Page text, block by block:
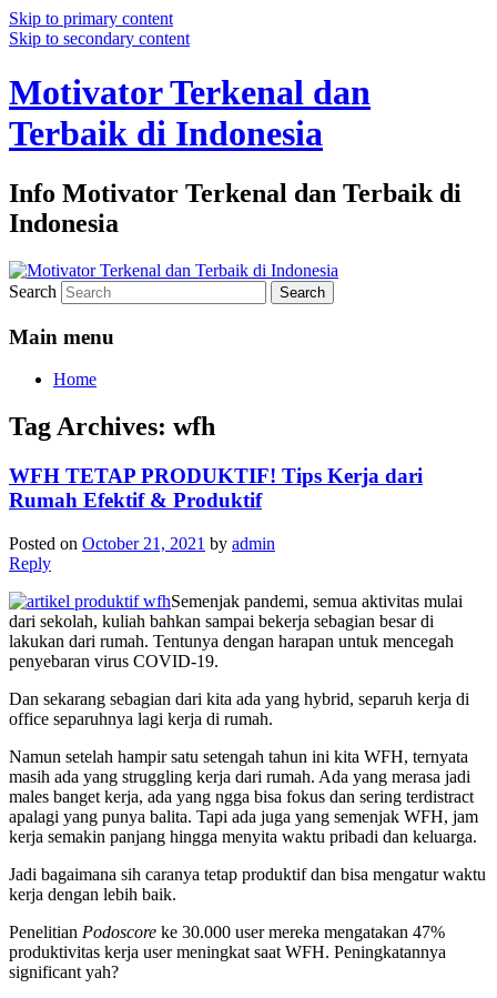
Skip to primary content
Skip to secondary content
Motivator Terkenal dan
Terbaik di Indonesia
Info Motivator Terkenal dan Terbaik di
Indonesia
Search
Main menu
Home
Tag Archives: wfh
WFH TETAP PRODUKTIF! Tips Kerja dari
Rumah Efektif & Produktif
Posted on October 21, 2021 by admin
Reply
Semenjak pandemi, semua aktivitas mulai
dari sekolah, kuliah bahkan sampai bekerja sebagian besar di
lakukan dari rumah. Tentunya dengan harapan untuk mencegah
penyebaran virus COVID-19.
Dan sekarang sebagian dari kita ada yang hybrid, separuh kerja di
office separuhnya lagi kerja di rumah.
Namun setelah hampir satu setengah tahun ini kita WFH, ternyata
masih ada yang struggling kerja dari rumah. Ada yang merasa jadi
males banget kerja, ada yang ngga bisa fokus dan sering terdistract
apalagi yang punya balita. Tapi ada juga yang semenjak WFH, jam
kerja semakin panjang hingga menyita waktu pribadi dan keluarga.
Jadi bagaimana sih caranya tetap produktif dan bisa mengatur waktu
kerja dengan lebih baik.
Penelitian Podoscore ke 30.000 user mereka mengatakan 47%
produktivitas kerja user meningkat saat WFH. Peningkatannya
significant yah?